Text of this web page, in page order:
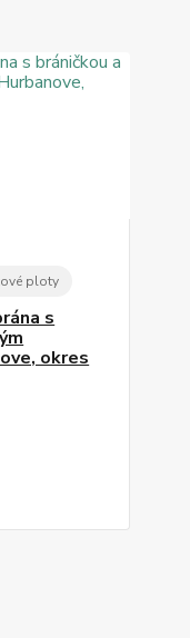
ploty
s
okres